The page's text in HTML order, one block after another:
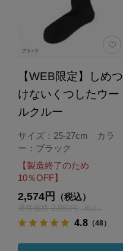
【WEB限定】しめつ
けないくつしたウー
ルクルー
サイズ：25-27cm カラ
ー：ブラック
【製造終了のため
10％OFF】
2,574円 （税込）
通常価格 2,860円 （税込）
4.8（48）